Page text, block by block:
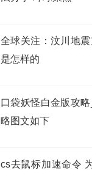
全球关注：汶川地
是怎样的
口袋妖怪白金版攻
略图文如下
cs去鼠标加速命令